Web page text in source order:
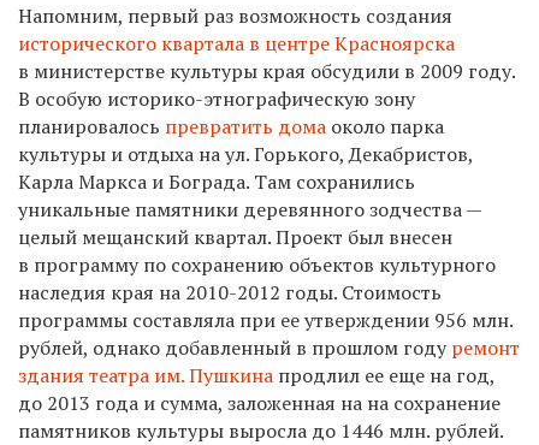
Напомним, первый раз возможность создания
исторического квартала в центре Красноярска
в министерстве культуры края обсудили в 2009 году.
В особую историко-этнографическую зону
планировалось превратить дома около парка
культуры и отдыха на ул. Горького, Декабристов,
Карла Маркса и Бограда. Там сохранились
уникальные памятники деревянного зодчества —
целый мещанский квартал. Проект был внесен
в программу по сохранению объектов культурного
наследия края на 2010-2012 годы. Стоимость
программы составляла при ее утверждении 956 млн.
рублей, однако добавленный в прошлом годуремонт
здания театра им. Пушкина продлил ее еще на год,
до 2013 года и сумма, заложенная на на сохранение
памятников культуры выросла до 1446 млн. рублей.